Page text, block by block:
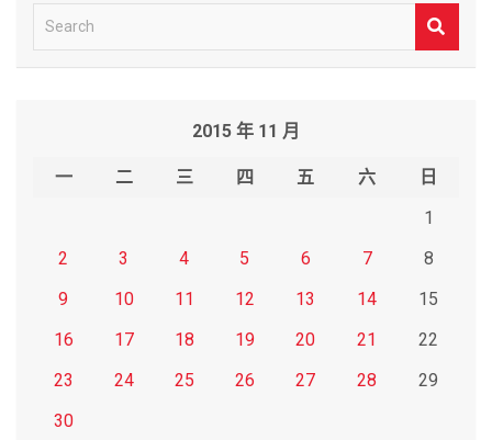
e
2015 年 11 月
一 二 三 四 五 六
日
1
2
3 4 5 6 7
8
9
10 11 12 13 14
15
16
17 18 19 20 21
22
23
24 25 26 27 28
29
30